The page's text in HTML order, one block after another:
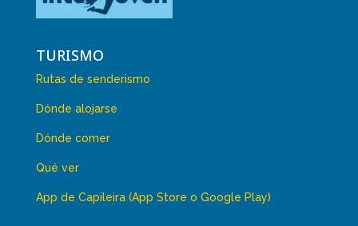
TURISMO
Rutas de senderismo
Dónde alojarse
Dónde comer
Qué ver
App de Capileira (App Store o Google Play)